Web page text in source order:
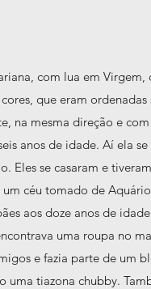
com lua em
que eram
na mesma direção e
anos de idade. Aí ela
Eles se casaram e
céu tomado de
aos doze anos de
uma roupa no
e fazia parte de um
uma tiazona chubby.